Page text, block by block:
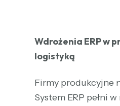
Wdrożenia ERP w
logistyką
Firmy produkcyjne
System ERP pełni